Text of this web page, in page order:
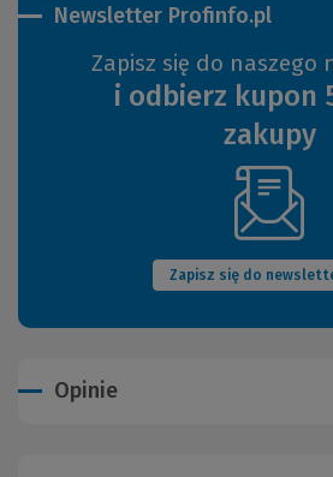
Newsletter Profinfo.pl
Zapisz się do naszego
i odbierz kupon
zakupy
Zapisz się do
(Nowe
okno)
Opinie